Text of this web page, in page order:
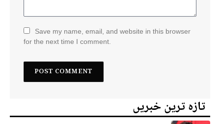
Save my name, email, and website in this browser
for the next time I comment.
تازہ ترین خبریں